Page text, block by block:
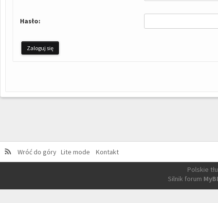
Hasło:
Wróć do góry Lite mode
Kontakt
Polskie
Silnik forum